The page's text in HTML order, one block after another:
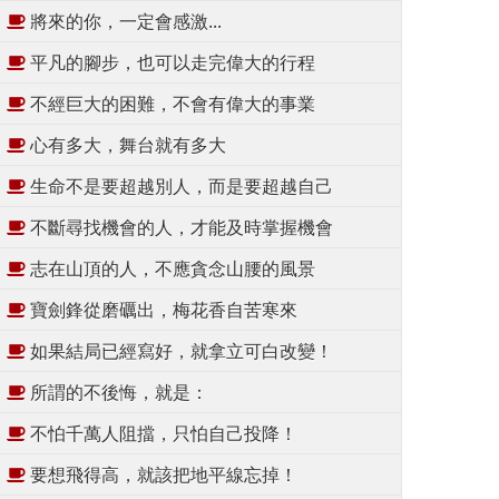
將來的你，一定會感激...
平凡的腳步，也可以走完偉大的行程
不經巨大的困難，不會有偉大的事業
心有多大，舞台就有多大
生命不是要超越別人，而是要超越自己
不斷尋找機會的人，才能及時掌握機會
志在山頂的人，不應貪念山腰的風景
寶劍鋒從磨礪出，梅花香自苦寒來
如果結局已經寫好，就拿立可白改變！
所謂的不後悔，就是：
不怕千萬人阻擋，只怕自己投降！
要想飛得高，就該把地平線忘掉！